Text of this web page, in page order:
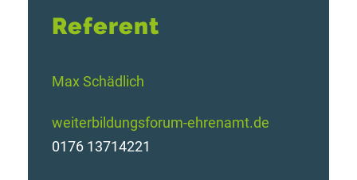
Referent
Max Schädlich
weiterbildungsforum-ehrenamt.de
0176 13714221